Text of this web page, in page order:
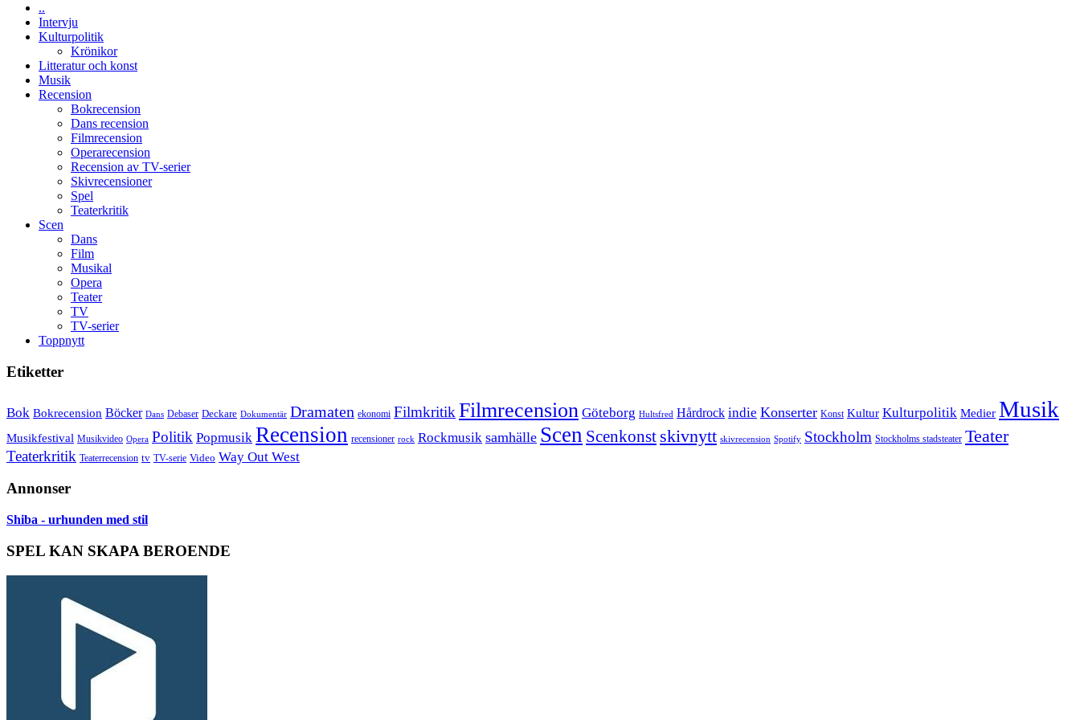
..
Intervju
Kulturpolitik
Krönikor
Litteratur och konst
Musik
Recension
Bokrecension
Dans recension
Filmrecension
Operarecension
Recension av TV-serier
Skivrecensioner
Spel
Teaterkritik
Scen
Dans
Film
Musikal
Opera
Teater
TV
TV-serier
Toppnytt
Etiketter
Bok Bokrecension Böcker Dans Debaser Deckare Dokumentär Dramaten ekonomi Filmkritik Filmrecension Göteborg Hultsfred Hårdrock indie Konserter Konst Kultur Kulturpolitik Medier Musik
Musikfestival Musikvideo Opera Politik Popmusik Recension recensioner rock Rockmusik samhälle Scen Scenkonst skivnytt skivrecension Spotify Stockholm Stockholms stadsteater Teater
Teaterkritik Teaterrecension tv TV-serie Video Way Out West
Annonser
Shiba - urhunden med stil
SPEL KAN SKAPA BEROENDE